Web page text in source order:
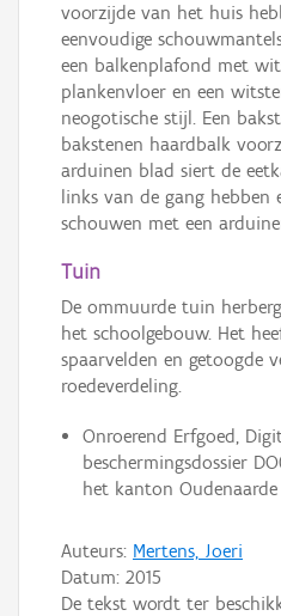
voorzijde van het huis
eenvoudige
een balkenplafond met
plankenvloer en een
neogotische stijl. Een
bakstenen haardbalk
arduinen blad siert de
links van de gang hebben
schouwen met een
Tuin
De ommuurde tuin
het schoolgebouw. Het
spaarvelden en getoogde
roedeverdeling.
Onroerend Erfgoed,
beschermingsdossier
het kanton Oudenaarde
Auteurs: Mertens, Joeri
Datum: 2015
De tekst wordt ter